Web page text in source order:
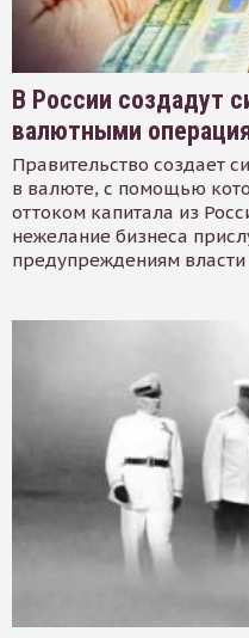
В России создадут
валютными
Правительство создает
в валюте, с помощью
оттоком капитала из
нежелание бизнеса
предупреждениям власти